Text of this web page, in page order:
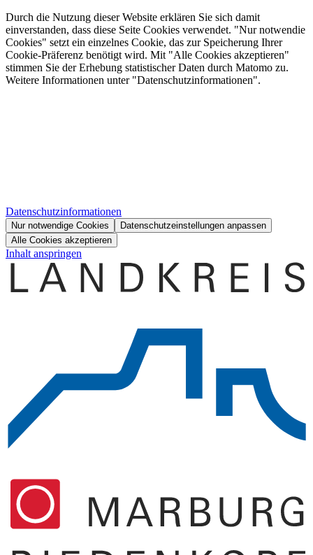
Durch die Nutzung dieser Website erklären Sie sich damit
einverstanden, dass diese Seite Cookies verwendet. "Nur notwendie
Cookies" setzt ein einzelnes Cookie, das zur Speicherung Ihrer
Cookie-Präferenz benötigt wird. Mit "Alle Cookies akzeptieren"
stimmen Sie der Erhebung statistischer Daten durch Matomo zu.
Weitere Informationen unter "Datenschutzinformationen".
Datenschutzinformationen
Nur notwendige Cookies
Datenschutzeinstellungen anpassen
Alle Cookies akzeptieren
Inhalt anspringen